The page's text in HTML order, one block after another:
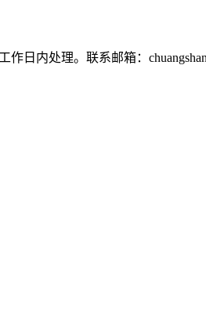
日内处理。联系邮箱：